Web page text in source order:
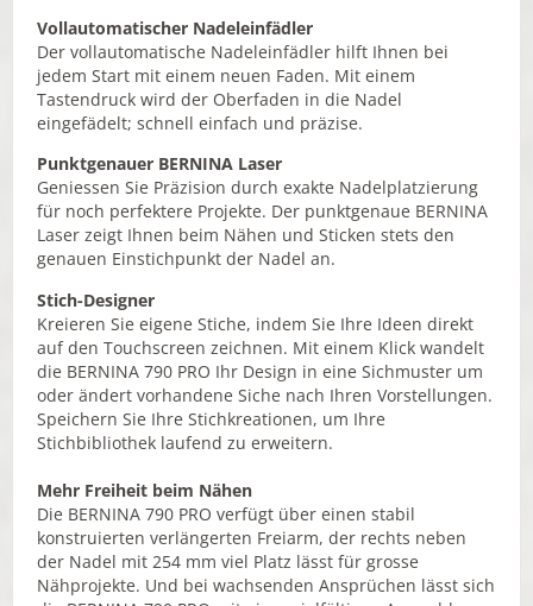
Vollautomatischer Nadeleinfädler
Der vollautomatische Nadeleinfädler hilft Ihnen bei
jedem Start mit einem neuen Faden. Mit einem
Tastendruck wird der Oberfaden in die Nadel
eingefädelt; schnell einfach und präzise.
Punktgenauer BERNINA Laser
Geniessen Sie Präzision durch exakte Nadelplatzierung
für noch perfektere Projekte. Der punktgenaue BERNINA
Laser zeigt Ihnen beim Nähen und Sticken stets den
genauen Einstichpunkt der Nadel an.
Stich-Designer
Kreieren Sie eigene Stiche, indem Sie Ihre Ideen direkt
auf den Touchscreen zeichnen. Mit einem Klick wandelt
die BERNINA 790 PRO Ihr Design in eine Sichmuster um
oder ändert vorhandene Siche nach Ihren Vorstellungen.
Speichern Sie Ihre Stichkreationen, um Ihre
Stichbibliothek laufend zu erweitern.
Mehr Freiheit beim Nähen
Die BERNINA 790 PRO verfügt über einen stabil
konstruierten verlängerten Freiarm, der rechts neben
der Nadel mit 254 mm viel Platz lässt für grosse
Nähprojekte. Und bei wachsenden Ansprüchen lässt sich